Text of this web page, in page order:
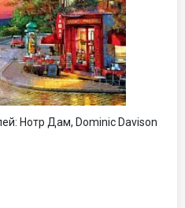
Нотр Дам, Dominic Davison